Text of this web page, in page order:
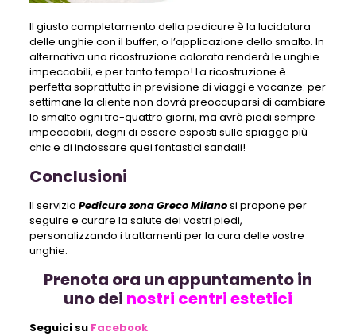
Il giusto completamento della pedicure è la lucidatura
delle unghie con il buffer, o l’applicazione dello smalto. In
alternativa una ricostruzione colorata renderà le unghie
impeccabili, e per tanto tempo! La ricostruzione è
perfetta soprattutto in previsione di viaggi e vacanze: per
settimane la cliente non dovrà preoccuparsi di cambiare
lo smalto ogni tre-quattro giorni, ma avrà piedi sempre
impeccabili, degni di essere esposti sulle spiagge più
chic e di indossare quei fantastici sandali!
Conclusioni
Il servizio Pedicure zona Greco Milanosi propone per
seguire e curare la salute dei vostri piedi,
personalizzando i trattamenti per la cura delle vostre
unghie.
Prenota ora un appuntamento in
uno dei nostri centri estetici
Seguici su Facebook